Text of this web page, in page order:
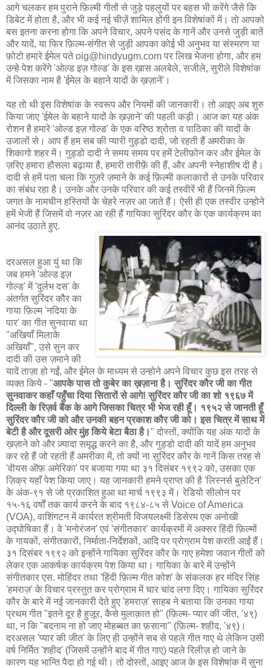
आगे चलकर हम पुराने फ़िल्मी गीतों से जुड़े पहलुयों पर बहस भी करेंगे जैसे कि
डिबेट में होता है, और भी कई नई चीज़ें शामिल होंगी इन विशेषांकों में। तो आपको
बस इतना करना होगा कि अपने विचार, अपने पसंद के गानें और उनसे जुड़ी बातें
और यादें, या फिर फ़िल्म-संगीत से जुड़ी आपका कोई भी अनुभव या संस्मरण या
फ़ोटो हमारे ईमेल पते oig@hindyugm.com पर लिख भेजना होगा, और हम
उन्हे पेश करेंगे 'ओल्ड इज़ गोल्ड' के इस ख़ास अलबेले, सजीले, सुरीले विशेषांक
में जिसका नाम है 'ईमेल के बहाने यादों के ख़ज़ानें'।
यह तो थी इस विशेषांक के स्वरूप और नियमों की जानकारी। तो आइए अब शुरु
किया जाए 'ईमेल के बहाने यादों के ख़ज़ाने' की पहली कड़ी। आज का यह अंक
रोशन है हमारे 'ओल्ड इज़ गोल्ड' के एक वरिष्ठ श्रोता व पाठिका की यादों के
उजालों से। आप हैं हम सब की प्यारी गुड्डो दादी, जो रहती हैं अमरीका के
शिकागो शहर में। गुड्डो दादी ने समय समय पर हमें टेलीफ़ोन कर और ईमेल के
ज़रिए हमारा हौसला बढ़ाया है, हमारी तारीफ़ें की हैं, और अपनी स्नेहाशीष दी है।
दादी से हमें पता चला कि गुज़रे ज़माने के कई फ़िल्मी कलाकारों से उनके परिवार
का संबंध रहा है। उनके और उनके परिवार की कई तस्वीरें भी हैं जिनमें फ़िल्म
जगत के नामचीन हस्तियों के चेहरे नज़र आ जाते हैं। ऐसी ही एक तस्वीर उन्होने
हमें भेजी हैं जिसमें वो नज़र आ रही हैं गायिका सुरिंदर कौर के एक कार्यक्रम का
आनंद उठाते हुए.
दरअसल हुआ युं था कि
जब हमने 'ओल्ड इज़
गोल्ड' में 'दुर्लभ दस' के
अंतर्गत सुरिंदर कौर का
गाया फ़िल्म 'नदिया के
पार' का गीत सुनवाया था
"अखियाँ मिलाके
अखियाँ", उसे सुन कर
दादी की उस ज़माने की
यादें ताज़ा हो गईं, और ईमेल के माध्यम से उन्होने अपने विचार कुछ इस तरह से
व्यक्त किये - "आपके पास तो कुबेर का ख़ज़ाना है। सुरिंदर कौर जी का गीत
सुनवाकर कहाँ पहुँचा दिया सितारों से आगे! सुरिंदर कौर जी का शो १९६७ में
दिल्ली के रिज़र्व बैंक के आगे जिसका चित्र भी भेज रही हूँ। १९५२ से जानती हूँ
सुरिंदर कौर जी को और उनकी बहन प्रकाश कौर जी को। इस चित्र में साथ में
बेटी है और दूसरी ओर मुंह किये बेटा बैठा है।" दोस्तों, क्योंकि यह अंक यादों के
ख़ज़ाने को और ज़्यादा समृद्ध करने का है, और गुड्डो दादी की यादें हम अनुभव
कर रहे हैं जो रहती हैं अमरीका में, तो क्यों ना सुरिंदर कौर के गानें किस तरह से
'वॊयस ऒफ़ अमेरिका' पर बजाया गया था ३१ दिसंबर १९९२ को, उसका एक
ज़िक्र यहाँ पेश किया जाए। यह जानकारी हमने प्राप्त की है 'लिस्नर्स बुलेटिन'
के अंक-९१ से जो प्रकाशित हुआ था मार्च १९९३ में। रेडियो सीलोन पर
१५-१६ वर्षों तक कार्य करने के बाद १९८४-८५ से Voice of America
(VOA), वाशिंगटन में कार्यरत श्रीमती विजयलक्ष्मी डिसेरम एक अनोखी
उद्‍घोषिका हैं। वे 'मनोरंजन' एवं 'संगीतकार' कार्यक्रमों में अक्सर हिंदी फ़िल्मों
के गायकों, संगीतकारों, निर्माता-निर्देशकों, आदि पर प्रोग्राम पेश करती आईं हैं।
३१ दिसंबर १९९२ को इन्होंने गायिका सुरिंदर कौर के गाए हमेशा जवान गीतों को
लेकर एक आकर्षक कार्यक्रम पेश किया था। गायिका के बारे में उन्होंने
संगीतकार एस. मोहिंदर तथा 'हिंदी फ़िल्म गीत कोश' के संकलक हर मंदिर सिंह
'हमराज़' के विचार प्रस्तुत कर प्रोग्राम में चार चांद लगा दिए। गायिका सुरिंदर
कौर के बारे में नई जानकारी देते हुए 'हमराज़' साहब ने बताया कि उनका गाया
प्रथम गीत "इतने दूर है हुज़ूर, कैसे मुलाक़ात हो" (फ़िल्म- प्यार की जीत, '४९)
था, न कि "बदनाम ना हो जाए मोहब्बत का फ़साना" (फ़िल्म- शहीद, '४९)।
दरअसल 'प्यार की जीत' के लिए ही उन्होंने सब से पहले गीत गाए थे लेकिन उसी
वर्ष निर्मित 'शहीद' (जिसमें उन्होंने बाद में गीत गाए) पहले रिलीज़ हो जाने के
कारण यह भान्ति पैदा हो गई थी। तो दोस्तों, आइए आज के इस विशेषांक में सुना